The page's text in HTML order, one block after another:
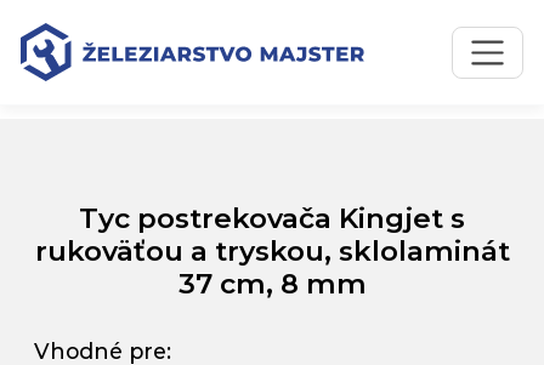
Preskočiť na obsah
Preskočiť na hlavné menu
Úvodná stránka
Tyc postrekovača Kingjet s rukoväťou a tryskou,
sklolaminát 37 cm, 8 mm
Tyc postrekovača Kingjet s
rukoväťou a tryskou, sklolaminát
37 cm, 8 mm
Vhodné pre: